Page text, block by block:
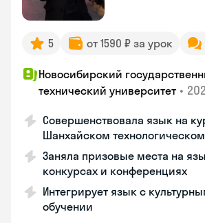
5 от 1590 ₽ за урок
Новосибирский
технический университет •
Совершенствовала язык на
Шанхайском технологическом
Заняла призовые места на
конкурсах и конференциях
Интегрирует язык с
обучении